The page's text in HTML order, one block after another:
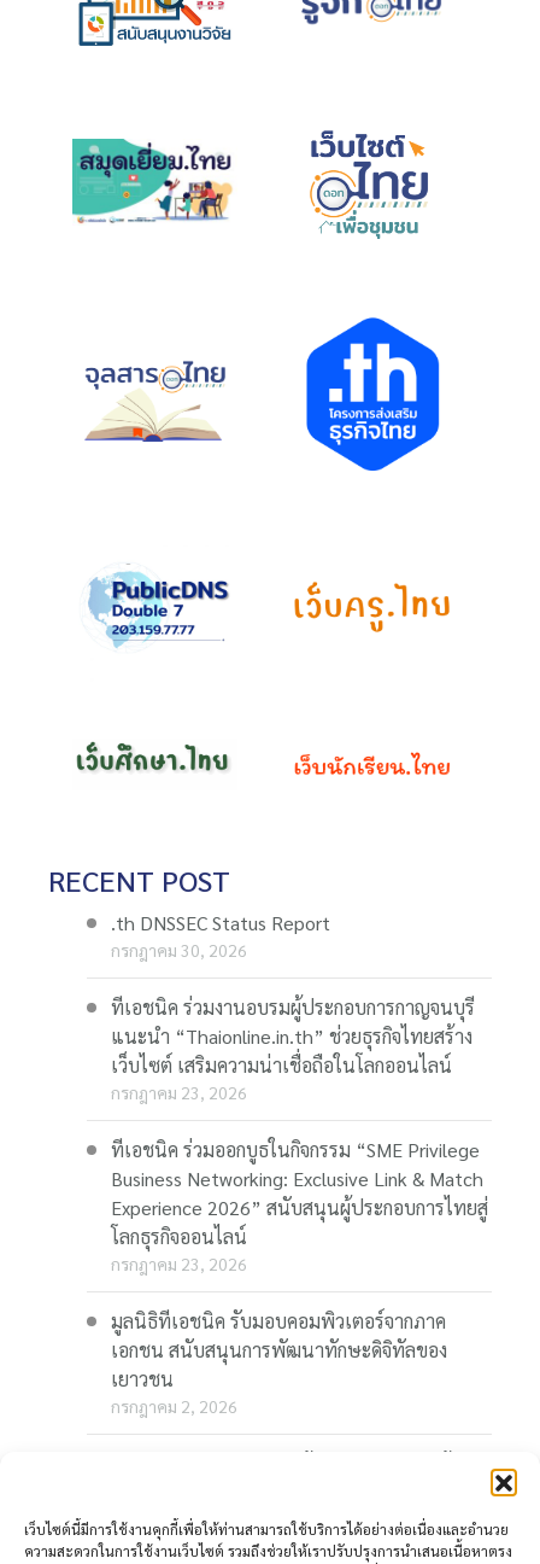
เว็บไซต์นี้มีการใช้งานคุกกี้เพื่อให้ท่านสามารถใช้บริการได้อย่างต่อเนื่องและอำนวย
ความสะดวกในการใช้งานเว็บไซต์ รวมถึงช่วยให้เราปรับปรุงการนำเสนอเนื้อหาตรง
RECENT POST
.th DNSSEC Status Report
กรกฎาคม 30, 2026
ทีเอชนิค ร่วมงานอบรมผู้ประกอบการกาญจนบุรี
แนะนำ “Thaionline.in.th” ช่วยธุรกิจไทยสร้าง
เว็บไซต์ เสริมความน่าเชื่อถือในโลกออนไลน์
กรกฎาคม 23, 2026
ทีเอชนิค ร่วมออกบูธในกิจกรรม “SME Privilege
Business Networking: Exclusive Link & Match
Experience 2026” สนับสนุนผู้ประกอบการไทยสู่
โลกธุรกิจออนไลน์
กรกฎาคม 23, 2026
มูลนิธิทีเอชนิค รับมอบคอมพิวเตอร์จากภาค
เอกชน สนับสนุนการพัฒนาทักษะดิจิทัลของ
เยาวชน
กรกฎาคม 2, 2026
Business: AI พลิกเกมธุรกิจ สร้างโอกาสใหม่ใน
โลกดิจิทัล” 23 กรกฎาคมนี้